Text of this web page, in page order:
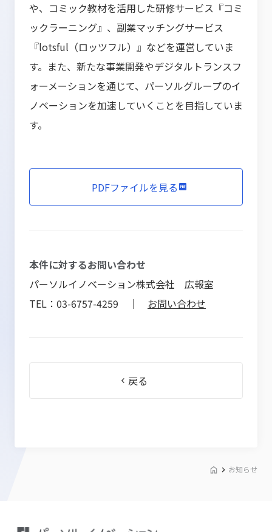
や、コミック教材を活用した研修サービス『コミ
ックラーニング』、副業マッチングサービス
『lotsful（ロッツフル）』などを運営していま
す。また、新たな事業開発やデジタルトランスフ
ォーメーションを通じて、パーソルグループのイ
ノベーションを加速していくことを目指していま
す。
PDFファイルを見る
本件に対するお問い合わせ
パーソルイノベーション株式会社 広報室
TEL：03-6757-4259 ｜ お問い合わせ
戻る
お知らせ